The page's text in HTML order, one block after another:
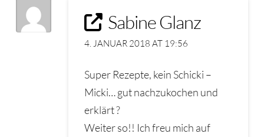
Sabine Glanz
4. JANUAR 2018 AT 19:56
Super Rezepte, kein Schicki –
Micki… gut nachzukochen und
erklärt ?
Weiter so!! Ich freu mich auf